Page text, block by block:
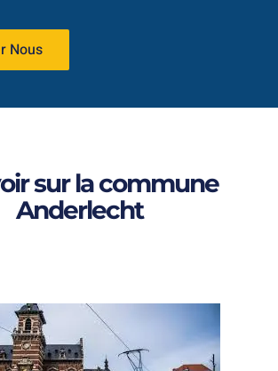
Nous
sur la commune
Anderlecht